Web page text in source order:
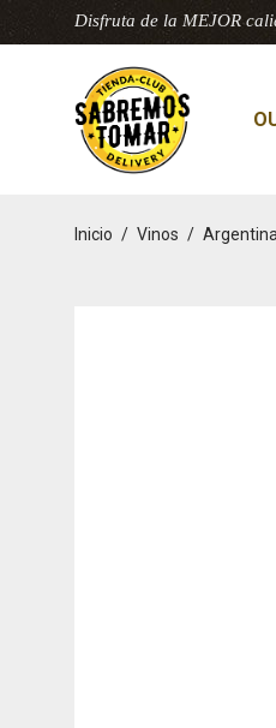
Disfruta de la MEJOR
Inicio / Vinos / Argentina